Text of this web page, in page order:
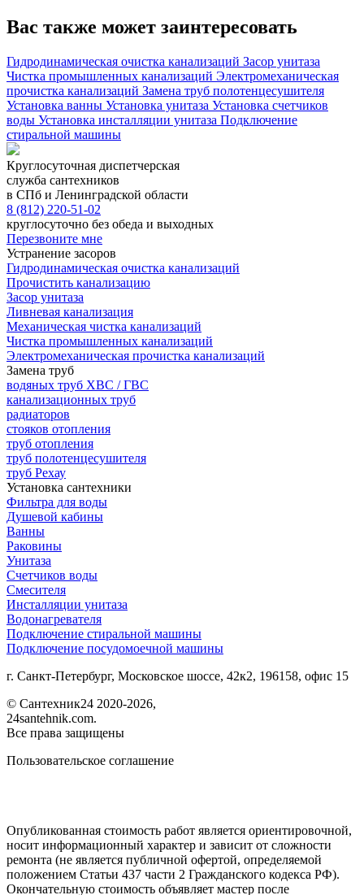
Вас также может заинтересовать
Гидродинамическая очистка канализаций Засор унитаза
Чистка промышленных канализаций Электромеханическая
прочистка канализаций Замена труб полотенцесушителя
Установка ванны Установка унитаза Установка счетчиков
воды Установка инсталляции унитаза Подключение
стиральной машины
Круглосуточная диспетчерская
служба сантехников
в СПб и Ленинградской области
8 (812) 220-51-02
круглосуточно без обеда и выходных
Перезвоните мне
Устранение засоров
Гидродинамическая очистка канализаций
Прочистить канализацию
Засор унитаза
Ливневая канализация
Механическая чистка канализаций
Чистка промышленных канализаций
Электромеханическая прочистка канализаций
Замена труб
водяных труб ХВС / ГВС
канализационных труб
радиаторов
стояков отопления
труб отопления
труб полотенцесушителя
труб Рехау
Установка сантехники
Фильтра для воды
Душевой кабины
Ванны
Раковины
Унитаза
Счетчиков воды
Смесителя
Инсталляции унитаза
Водонагревателя
Подключение стиральной машины
Подключение посудомоечной машины
г. Санкт-Петербург, Московское шоссе, 42к2, 196158, офис 15
© Сантехник24 2020-2026,
24santehnik.com.
Все права защищены
Пользовательское соглашение
Опубликованная стоимость работ является ориентировочной,
носит информационный характер и зависит от сложности
ремонта (не является публичной офертой, определяемой
положением Статьи 437 части 2 Гражданского кодекса РФ).
Окончательную стоимость объявляет мастер после